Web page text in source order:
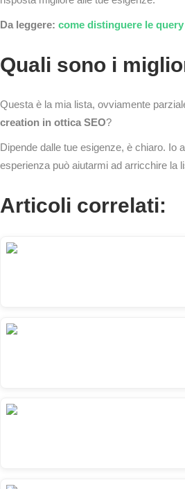
Da leggere: come distinguere le
Quali sono i
Questa è la mia lista, ovviamente
creation in ottica SEO?
Dipende dalle tue esigenze, è chiaro.
esperienza può aiutarmi ad arricchire la
Articoli correlati: